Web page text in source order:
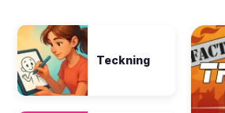
Teckning